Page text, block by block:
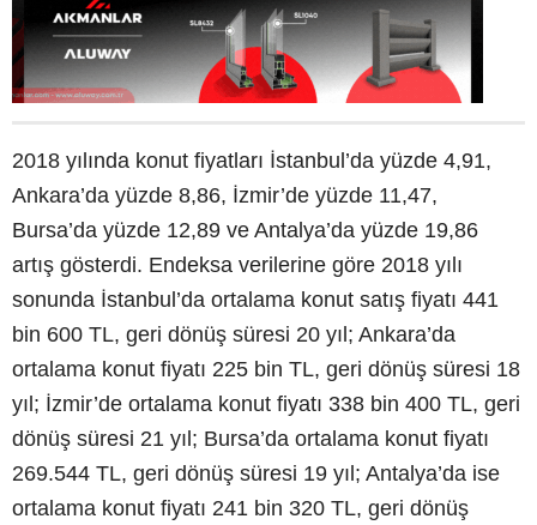
2018 yılında konut fiyatları İstanbul’da yüzde 4,91,
Ankara’da yüzde 8,86, İzmir’de yüzde 11,47,
Bursa’da yüzde 12,89 ve Antalya’da yüzde 19,86
artış gösterdi. Endeksa verilerine göre 2018 yılı
sonunda İstanbul’da ortalama konut satış fiyatı 441
bin 600 TL, geri dönüş süresi 20 yıl; Ankara’da
ortalama konut fiyatı 225 bin TL, geri dönüş süresi 18
yıl; İzmir’de ortalama konut fiyatı 338 bin 400 TL, geri
dönüş süresi 21 yıl; Bursa’da ortalama konut fiyatı
269.544 TL, geri dönüş süresi 19 yıl; Antalya’da ise
ortalama konut fiyatı 241 bin 320 TL, geri dönüş